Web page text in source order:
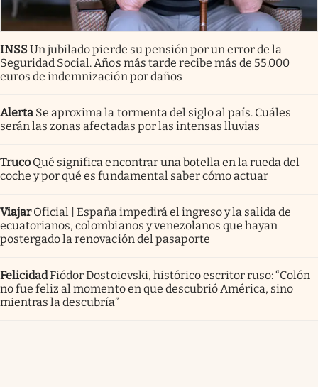
INSSUn jubilado pierde su pensión por un error de la
Seguridad Social. Años más tarde recibe más de 55.000
euros de indemnización por daños
Alerta Se aproxima la tormenta del siglo al país. Cuáles
serán las zonas afectadas por las intensas lluvias
Truco Qué significa encontrar una botella en la rueda del
coche y por qué es fundamental saber cómo actuar
Viajar Oficial | España impedirá el ingreso y la salida de
ecuatorianos, colombianos y venezolanos que hayan
postergado la renovación del pasaporte
FelicidadFiódor Dostoievski, histórico escritor ruso: “Colón
no fue feliz al momento en que descubrió América, sino
mientras la descubría”